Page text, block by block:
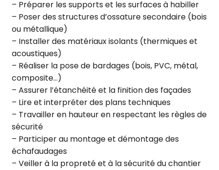
– Préparer les supports et les surfaces à habiller
– Poser des structures d’ossature secondaire (bois
ou métallique)
– Installer des matériaux isolants (thermiques et
acoustiques)
– Réaliser la pose de bardages (bois, PVC, métal,
composite…)
– Assurer l’étanchéité et la finition des façades
– Lire et interpréter des plans techniques
– Travailler en hauteur en respectant les règles de
sécurité
– Participer au montage et démontage des
échafaudages
– Veiller à la propreté et à la sécurité du chantier